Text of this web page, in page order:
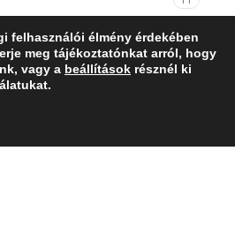
21
felhasználói élmény érdekében
meg tájékoztatónkat arról, hogy
vagy a beállítások résznél ki